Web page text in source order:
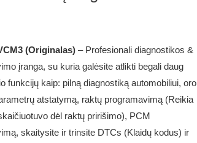
(Originalas)– Profesionali diagnostikos &
įranga, su kuria galėsite atlikti begali daug
funkcijų kaip: pilną diagnostiką automobiliui, oro
atstatymą, raktų programavimą (Reikia
dėl raktų pririšimo), PCM
skaitysite ir trinsite DTCs (Klaidų kodus) ir